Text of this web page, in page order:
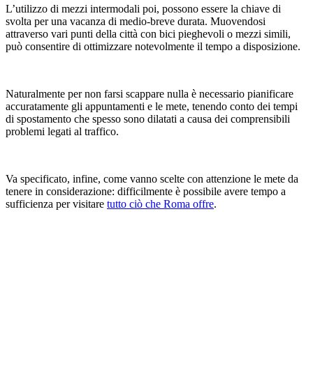
L’utilizzo di mezzi intermodali poi, possono essere la chiave di
svolta per una vacanza di medio-breve durata. Muovendosi
attraverso vari punti della città con bici pieghevoli o mezzi simili,
può consentire di ottimizzare notevolmente il tempo a disposizione.
Naturalmente per non farsi scappare nulla è necessario pianificare
accuratamente gli appuntamenti e le mete, tenendo conto dei tempi
di spostamento che spesso sono dilatati a causa dei comprensibili
problemi legati al traffico.
Va specificato, infine, come vanno scelte con attenzione le mete da
tenere in considerazione: difficilmente è possibile avere tempo a
sufficienza per visitare tutto ciò che Roma offre.